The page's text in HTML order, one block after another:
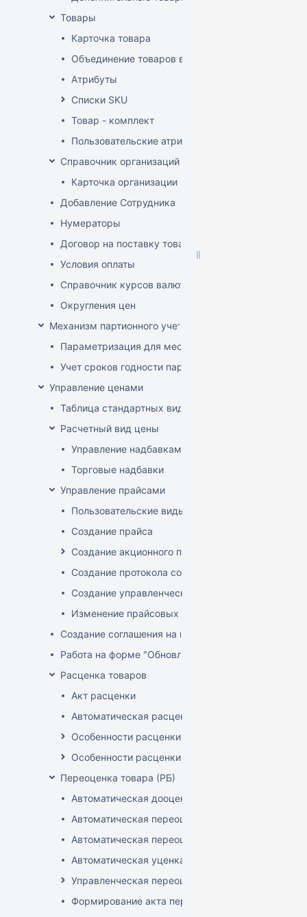
Товары
Карточка товара
Объединение товаров в один (Слияние товаров)
Атрибуты
Списки SKU
Товар - комплект
Пользовательские атрибуты
Справочник организаций
Карточка организации
Добавление Сотрудника
Нумераторы
Договор на поставку товаров (форма)
Условия оплаты
Справочник курсов валют
Округления цен
Механизм партионного учета
Параметризация для места хранения механизма
Учет сроков годности партий
Управление ценами
Таблица стандартных видов цен
Расчетный вид цены
Управление надбавками
Торговые надбавки
Управление прайсами
Пользовательские виды цен
Создание прайса
Создание акционного прайса
Создание протокола согласования цен
Создание управленческого прайса
Изменение прайсовых цен
Создание соглашения на поставку
Работа на форме "Обновление розничных цен"
Расценка товаров
Акт расценки
Автоматическая расценка при проведении
Особенности расценки в РБ
Особенности расценки РФ
Переоценка товара (РБ)
Автоматическая дооценка товаров
Автоматическая переоценка акционного товара
Автоматическая переоценка по прайсам и
Автоматическая уценка товаров
Управленческая переоценка
Формирование акта переоценки